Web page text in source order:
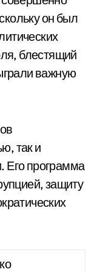
он был
блестящий
важную
так и
Его программа
защиту